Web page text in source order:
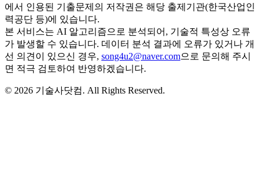
에서 인용된 기출문제의 저작권은 해당 출제기관(한국산업인
력공단 등)에 있습니다.
본 서비스는 AI 알고리즘으로 분석되어, 기술적 특성상 오류
가 발생할 수 있습니다. 데이터 분석 결과에 오류가 있거나 개
선 의견이 있으신 경우, song4u2@naver.com으로 문의해 주시
면 적극 검토하여 반영하겠습니다.
© 2026 기술사닷컴. All Rights Reserved.